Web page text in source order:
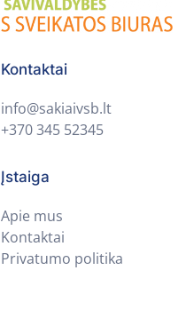
Kontaktai
info@sakiaivsb.lt
+370 345 52345
Įstaiga
Apie mus
Kontaktai
Privatumo politika